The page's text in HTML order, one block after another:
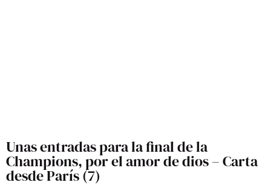
Unas entradas para la final de la
Champions, por el amor de dios – Carta
desde París (7)